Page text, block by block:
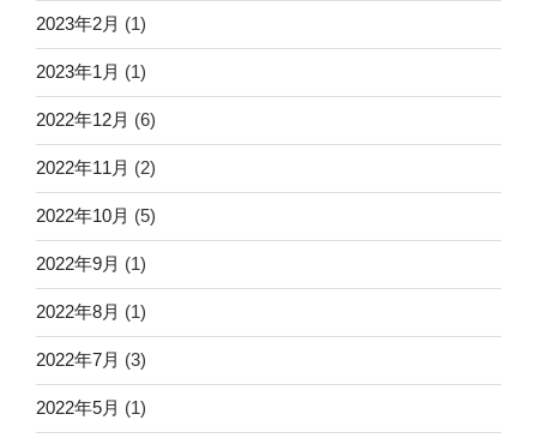
2023年2月 (1)
2023年1月 (1)
2022年12月 (6)
2022年11月 (2)
2022年10月 (5)
2022年9月 (1)
2022年8月 (1)
2022年7月 (3)
2022年5月 (1)